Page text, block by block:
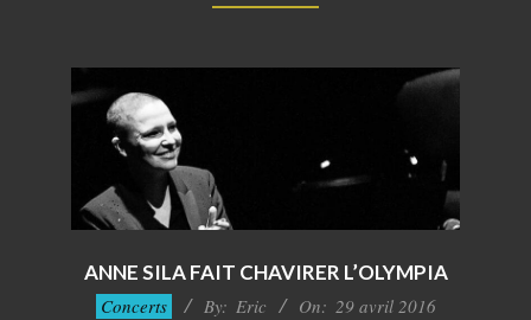
ANNE SILA FAIT CHAVIRER L’OLYMPIA
2016-Concerts By: Eric On: 29 avril 2016